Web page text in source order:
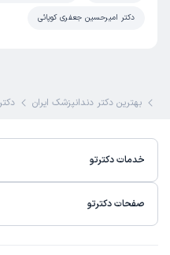
دکتر امیرحسین جعفری کوپائی
بهترین دکتر دندانپزشک ایران
خدمات دکترتو
صفحات دکترتو